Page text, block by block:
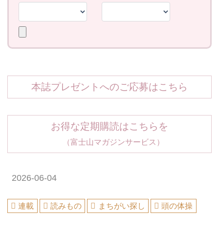
本誌プレゼントへのご応募はこちら
お得な定期購読はこちらを
（富士山マガジンサービス）
2026-06-04
連載 読みもの まちがい探し 頭の体操